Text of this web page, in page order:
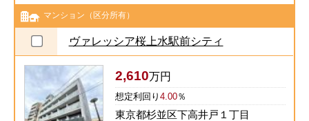
マンション（区分所有）
ヴァレッシア桜上水駅前シティ
2,610万円
想定利回り4.00％
東京都杉並区下高井戸１丁目